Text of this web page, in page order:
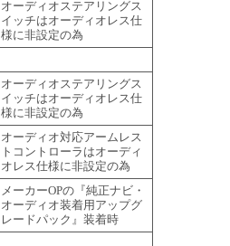
オーディオステアリングス
イッチはオーディオレス仕
様に非設定の為
オーディオステアリングス
イッチはオーディオレス仕
様に非設定の為
オーディオ対応アームレス
トコントローラはオーディ
オレス仕様に非設定の為
メーカーOPの『純正ナビ・
オーディオ装着用アップグ
レードパック』装着時